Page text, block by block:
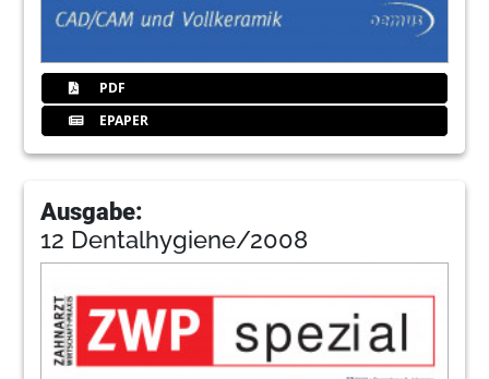
PDF
EPAPER
Ausgabe:
12 Dentalhygiene/2008